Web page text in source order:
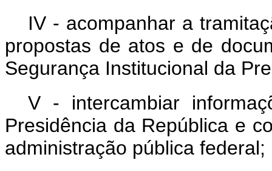
IV - acompanhar a
propostas de atos e de
Segurança Institucional da
V - intercambiar
Presidência da República e
administração pública federal;